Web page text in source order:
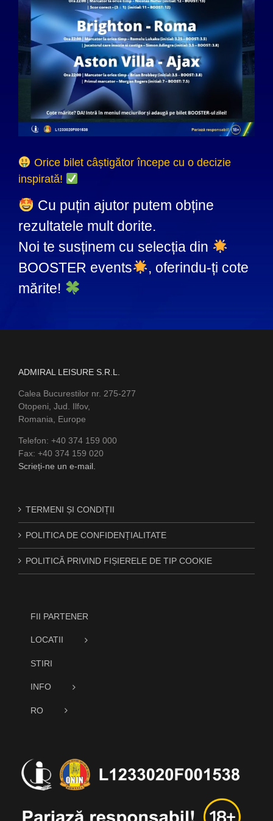
Orice bilet câștigător începe cu o decizie
inspirată!
Cu puțin ajutor putem obține
rezultatele mult dorite.
Noi te susținem cu selecția din
BOOSTER events
, oferindu-ți cote
mărite!
ADMIRAL LEISURE S.R.L.
Calea Bucurestilor nr. 275-277
Otopeni, Jud. Ilfov,
Romania, Europe
Telefon: +40 374 159 000
Fax: +40 374 159 020
Scrieți-ne un e-mail.
TERMENI ȘI CONDIȚII
POLITICA DE CONFIDENȚIALITATE
POLITICĂ PRIVIND FIȘIERELE DE TIP COOKIE
FII PARTENER
LOCATII
STIRI
INFO
RO